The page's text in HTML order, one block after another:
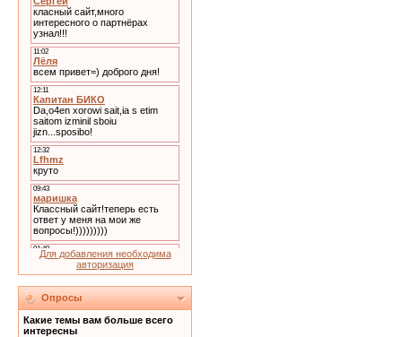
Для добавления необходима
авторизация
Опросы
Какие темы вам больше всего
интересны